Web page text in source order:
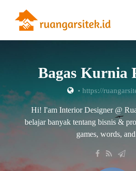
Bagas Kurnia
• https://
Hi! I'am Interior Designer @
belajar banyak tentang bisnis &
games, words,